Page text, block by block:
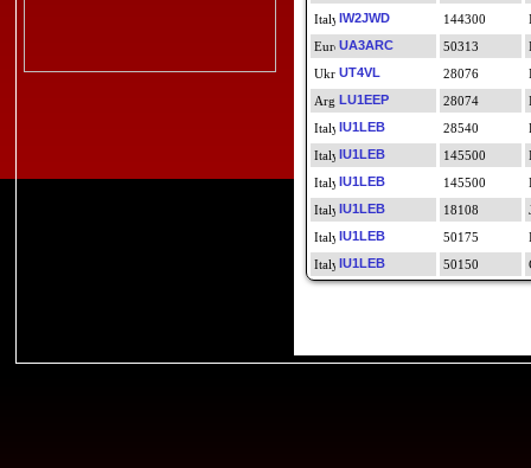
IW2JWD
144300
UA3ARC
50313
UT4VL
28076
LU1EEP
28074
IU1LEB
28540
IU1LEB
145500
IU1LEB
145500
IU1LEB
18108
IU1LEB
50175
IU1LEB
50150